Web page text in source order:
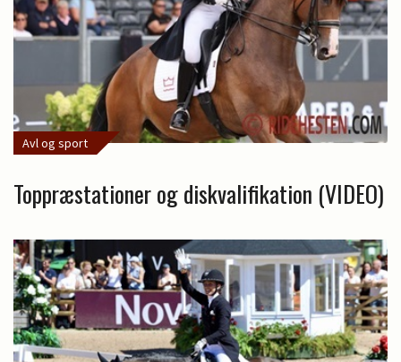
Avl og sport
Toppræstationer og diskvalifikation (VIDEO)